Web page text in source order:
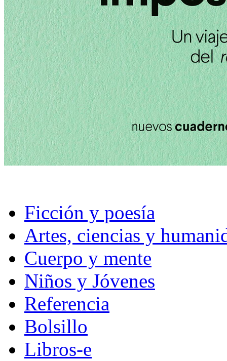
Ficción y poesía
Artes, ciencias y
Cuerpo y mente
Niños y Jóvenes
Referencia
Bolsillo
Libros-e